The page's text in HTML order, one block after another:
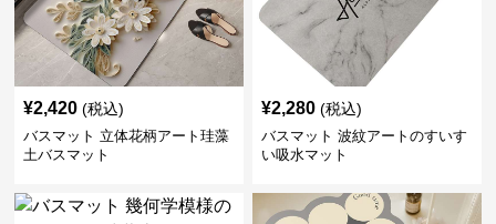
¥2,420 (税込)
バスマット 立体花柄アート珪藻
土バスマット
¥2,280 (税込)
バスマット 波紋アートのすいす
い吸水マット